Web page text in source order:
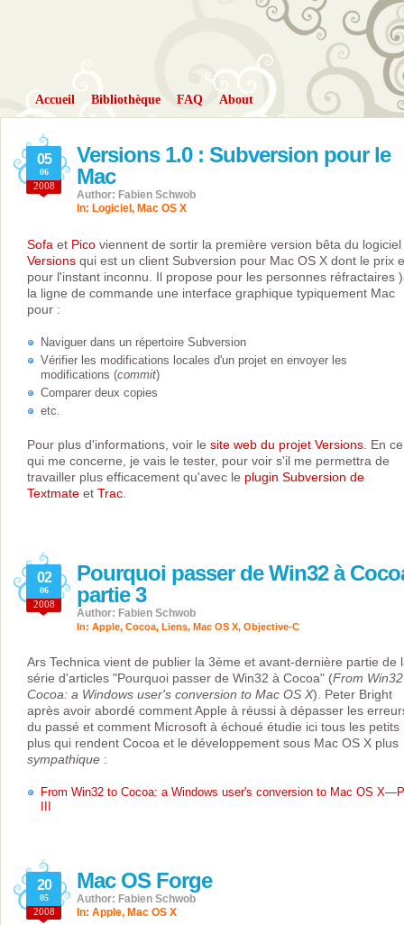
Accueil Bibliothèque FAQ About
Versions 1.0 : Subversion pour le
Mac
05
06
2008
Author: Fabien Schwob
In: Logiciel , Mac OS X
Sofa et Pico viennent de sortir la première version bêta du logiciel
Versions qui est un client Subversion pour Mac OS X dont le prix
pour l'instant inconnu. Il propose pour les personnes réfractaires
la ligne de commande une interface graphique typiquement Mac
pour :
Naviguer dans un répertoire Subversion
Vérifier les modifications locales d'un projet en envoyer les
modifications (commit)
Comparer deux copies
etc.
Pour plus d'informations, voir le site web du projet Versions . En ce
qui me concerne, je vais le tester, pour voir s'il me permettra de
travailler plus efficacement qu'avec le plugin Subversion de
Textmate et Trac
Pourquoi passer de Win32 à
partie 3
02
06
2008
Author: Fabien Schwob
In: Apple, Cocoa, Liens, Mac OS X, Objective-C
Ars Technica vient de publier la 3ème et avant-dernière partie de
série d'articles "Pourquoi passer de Win32 à Cocoa" (From
Cocoa: a Windows user's conversion to Mac OS X). Peter Bright
après avoir abordé comment Apple à réussi à dépasser les
du passé et comment Microsoft à échoué étudie ici tous les petits
plus qui rendent Cocoa et le développement sous Mac OS X plus
sympathique :
From Win32 to Cocoa: a Windows user's conversion to Mac OS
Mac OS Forge
20
05
2008
Author: Fabien Schwob
In: Apple, Mac OS X